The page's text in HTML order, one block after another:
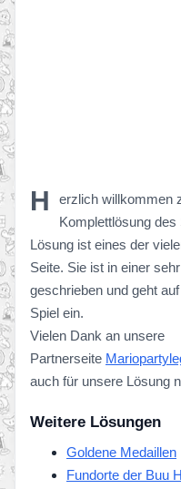
H
erzlich willkommen
Komplettlösung des
Lösung ist eines der
Seite. Sie ist in einer
geschrieben und geht
Spiel ein.
Vielen Dank an unsere
Partnerseite
auch für unsere Lösung
Weitere Lösungen
Goldene Medaillen
Fundorte der Buu